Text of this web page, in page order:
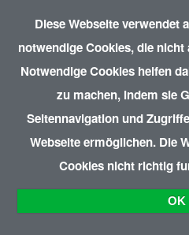
Diese Webseite verwendet
notwendige Cookies, die
Notwendige Cookies helfen
zu machen, indem sie
Seitennavigation und
Webseite ermöglichen. Die
Cookies nicht richtig
OK